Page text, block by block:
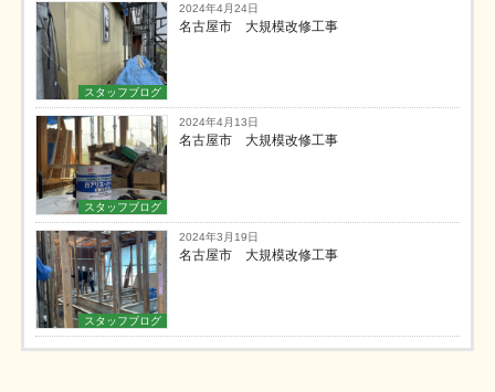
スタッフブログ
2024年4月24日
名古屋市 大規模改修工事
スタッフブログ
2024年4月13日
名古屋市 大規模改修工事
スタッフブログ
2024年3月19日
名古屋市 大規模改修工事